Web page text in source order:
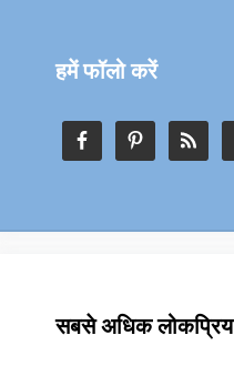
हमें फॉलो करें
सबसे अधिक लोकप्रिय